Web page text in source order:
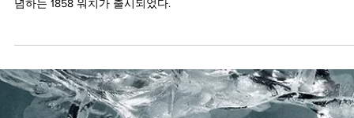
션 290
위대한 산악인이자 브랜드의 마크 메이커 님스다이 푸르자의 업적을
념하는 1858 워치가 출시되었다.